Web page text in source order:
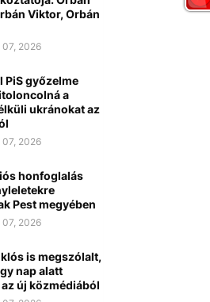
Viktor, Orbán
2026
PiS győzelme
a
ukránokat az
2026
honfoglalás
Pest megyében
2026
is megszólalt,
nap alatt
új közmédiából